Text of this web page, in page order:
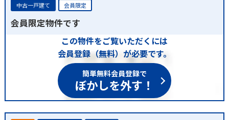
中古一戸建て 会員限定
会員限定物件です
この物件をご覧いただくには
会員登録（無料）が必要です。
簡単無料会員登録で
ぼかしを外す！